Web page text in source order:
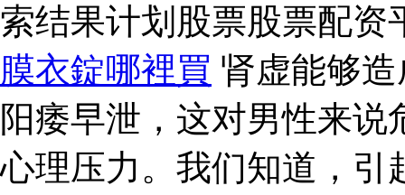
索结果计划股票股票配
膜衣錠哪裡買 肾虚能够
阳痿早泄，这对男性来
心理压力。我们知道，引